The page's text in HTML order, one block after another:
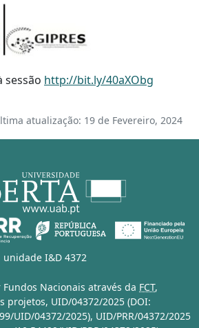
sessão http://bit.ly/40aXObg
atualização: 19 de Fevereiro, 2024
unidade I&D 4372
Nacionais através da FCT,
projetos, UID/04372/2025 (DOI:
UID/04372/2025), UID/PRR/04372/2025